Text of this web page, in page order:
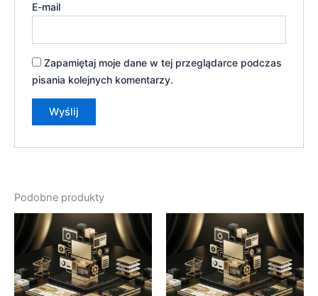
E-mail
Zapamiętaj moje dane w tej przeglądarce podczas
pisania kolejnych komentarzy.
Podobne produkty